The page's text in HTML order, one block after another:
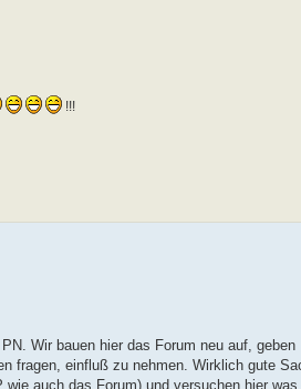
!!!
Wir bauen hier das Forum neu auf,
fragen, einfluß zu nehmen. Wirklich gute
auch das Forum) und versuchen hier